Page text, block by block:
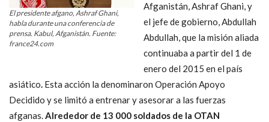
El presidente afgano, Ashraf Ghani,
habla durante una conferencia de
prensa. Kabul, Afganistán. Fuente:
france24.com
Afganistán, Ashraf Ghani, y
el jefe de gobierno, Abdullah
Abdullah, que la misión aliada
continuaba a partir del 1 de
enero del 2015 en el país
asiático. Esta acción la denominaron Operación Apoyo
Decidido y se limitó a entrenar y asesorar a las fuerzas
afganas.Alrededor de 13 000 soldados de la OTAN